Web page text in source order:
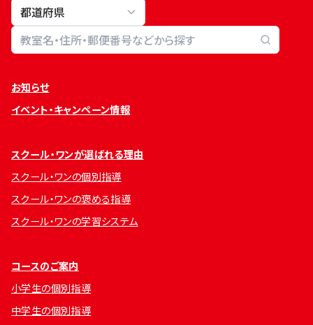
教室検索
お知らせ
イベント・キャンペーン情報
スクール・ワンが選ばれる理由
スクール・ワンの個別指導
スクール・ワンの褒める指導
スクール・ワンの学習システム
コースのご案内
小学生の個別指導
中学生の個別指導